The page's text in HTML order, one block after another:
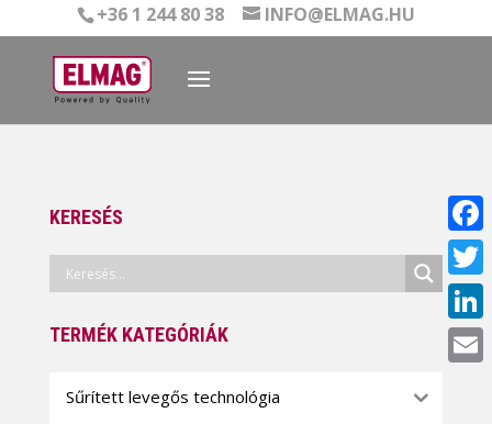
+36 1 244 80 38 INFO@ELMAG.HU
KERESÉS
TERMÉK KATEGÓRIÁK
Sűrített levegős technológia